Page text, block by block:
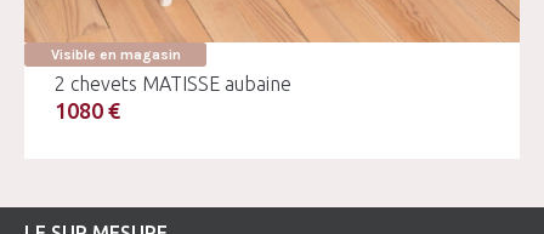
Visible en magasin
2 chevets MATISSE aubaine
1080 €